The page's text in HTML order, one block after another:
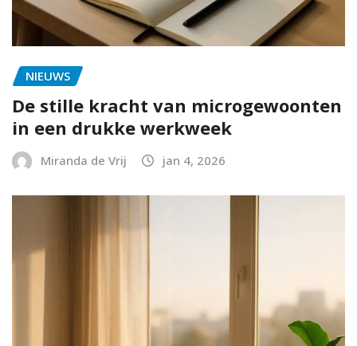
NIEUWS
De stille kracht van microgewoonten
in een drukke werkweek
Miranda de Vrij jan 4, 2026